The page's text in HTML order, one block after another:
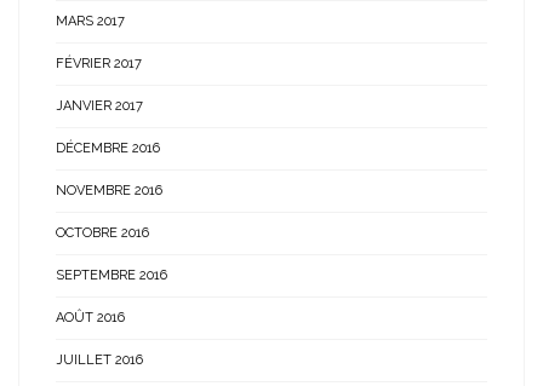
MARS 2017
FÉVRIER 2017
JANVIER 2017
DÉCEMBRE 2016
NOVEMBRE 2016
OCTOBRE 2016
SEPTEMBRE 2016
AOÛT 2016
JUILLET 2016